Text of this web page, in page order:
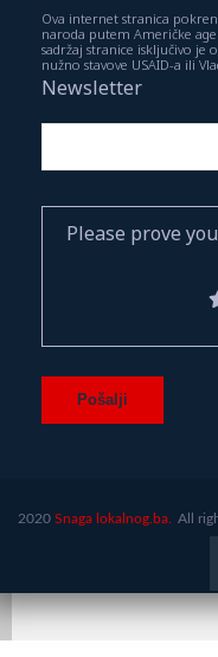
Ova internet stranica
naroda putem Američke
sadržaj stranice isključivo je
nužno stavove USAID-a ili
Newsletter
Please prove
2020 Snaga lokalnog.ba. All